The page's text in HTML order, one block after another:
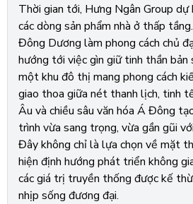
Thời gian tới, Hưng Ngân Group
các dòng sản phẩm nhà ở thấp
Đông Dương làm phong cách chủ
hướng tới việc gìn giữ tinh thần bản
một khu đô thị mang phong cách
giao thoa giữa nét thanh lịch, tinh
Âu và chiều sâu văn hóa Á Đông
trình vừa sang trọng, vừa gần gũi
Đây không chỉ là lựa chọn về mặt
hiện định hướng phát triển không
các giá trị truyền thống được kế
nhịp sống đương đại.